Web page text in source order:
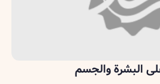
على البشرة والجسم